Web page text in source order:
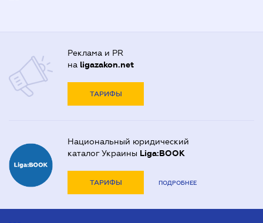
Реклама и PR
на ligazakon.net
ТАРИФЫ
Национальный юридический
каталог Украины Liga:BOOK
ТАРИФЫ ПОДРОБНЕЕ